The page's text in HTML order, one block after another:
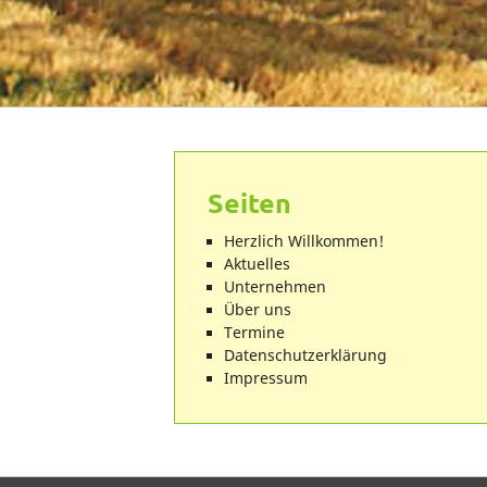
Seiten
Herzlich Willkommen!
Aktuelles
Unternehmen
Über uns
Termine
Datenschutzerklärung
Impressum